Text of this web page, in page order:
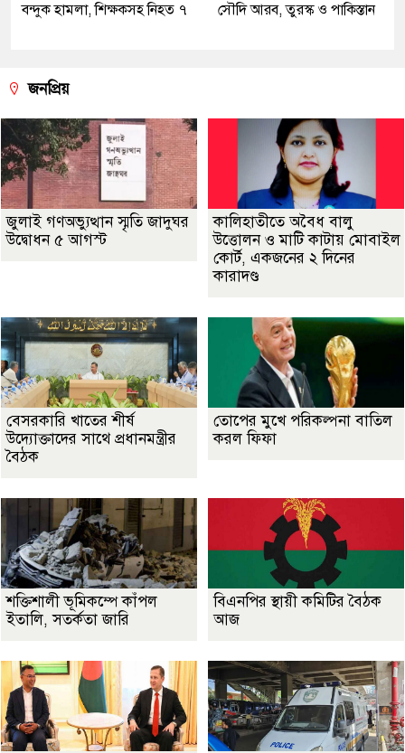
বন্দুক হামলা, শিক্ষকসহ নিহত ৭
সৌদি আরব, তুরস্ক ও পাকিস্তান
জনপ্রিয়
জুলাই গণঅভ্যুত্থান স্মৃতি জাদুঘর
উদ্বোধন ৫ আগস্ট
কালিহাতীতে অবৈধ বালু
উত্তোলন ও মাটি কাটায় মোবাইল
কোর্ট, একজনের ২ দিনের
কারাদণ্ড
বেসরকারি খাতের শীর্ষ
উদ্যোক্তাদের সাথে প্রধানমন্ত্রীর
বৈঠক
তোপের মুখে পরিকল্পনা বাতিল
করল ফিফা
শক্তিশালী ভূমিকম্পে কাঁপল
ইতালি, সতর্কতা জারি
বিএনপির স্থায়ী কমিটির বৈঠক
আজ